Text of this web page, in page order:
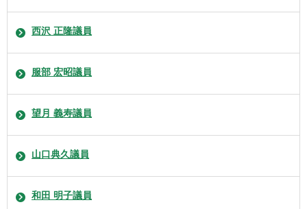
西沢 正隆議員
服部 宏昭議員
望月 義寿議員
山口典久議員
和田 明子議員